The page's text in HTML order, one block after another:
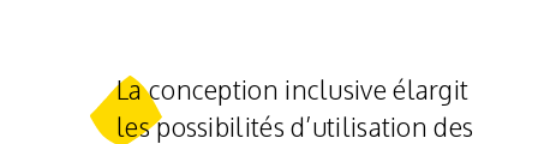
La conception inclusive élargit
les possibilités d’utilisation des